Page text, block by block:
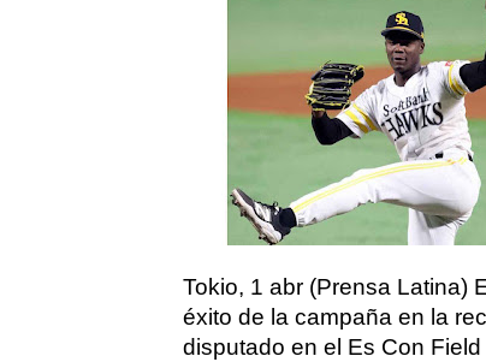
Tokio, 1 abr (Prensa Latina)
éxito de la campaña en la
disputado en el Es Con